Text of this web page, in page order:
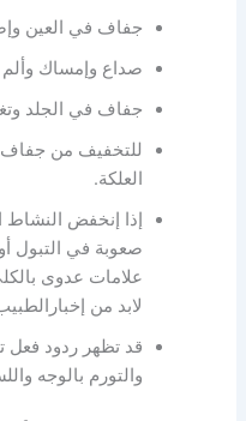
جفاف في العين
صداع وإمساك
جفاف في الجلد
للتخفيف من جفاف
العلكة.
إذا إنخفض
صعوبة في التبول
علامات عدوى
لابد من
قد تظهر ردود فعل
والتورم بالوجه